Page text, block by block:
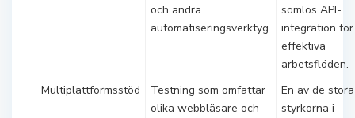
och andra
automatiseringsverktyg.
sömlös API-
integration för
effektiva
arbetsflöden.
Multiplattformsstöd
Testning som omfattar
olika webbläsare och
En av de stora
styrkorna i